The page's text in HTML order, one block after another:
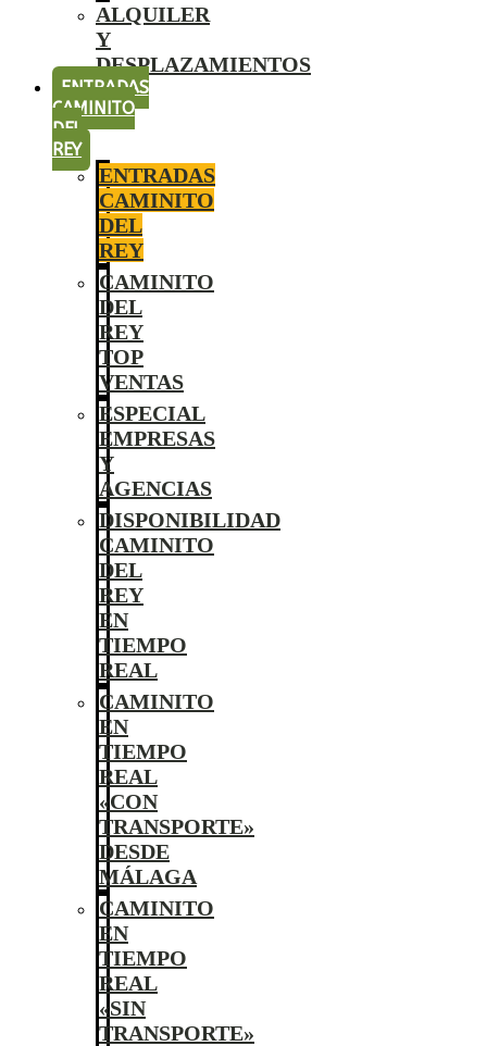
ALQUILER
Y
DESPLAZAMIENTOS
ENTRADAS
CAMINITO
DEL
REY
ENTRADAS
CAMINITO
DEL
REY
CAMINITO
DEL
REY
TOP
VENTAS
ESPECIAL
EMPRESAS
Y
AGENCIAS
DISPONIBILIDAD
CAMINITO
DEL
REY
EN
TIEMPO
REAL
CAMINITO
EN
TIEMPO
REAL
«CON
TRANSPORTE»
DESDE
MÁLAGA
CAMINITO
EN
TIEMPO
REAL
«SIN
TRANSPORTE»